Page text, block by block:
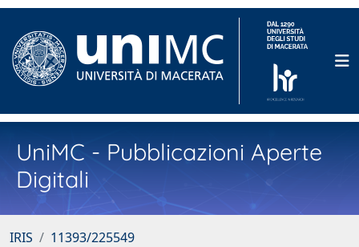
UniMC - Pubblicazioni Aperte
Digitali
IRIS 11393/225549